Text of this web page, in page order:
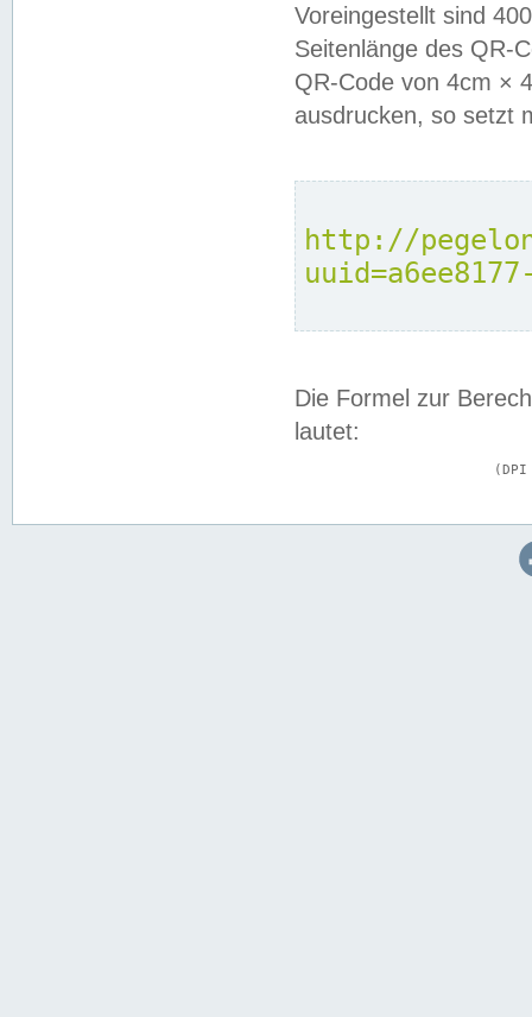
Voreingestellt sind
Seitenlänge des QR-
QR-Code von 4cm ×
ausdrucken, so setzt
http://
Die Formel zur
lautet: